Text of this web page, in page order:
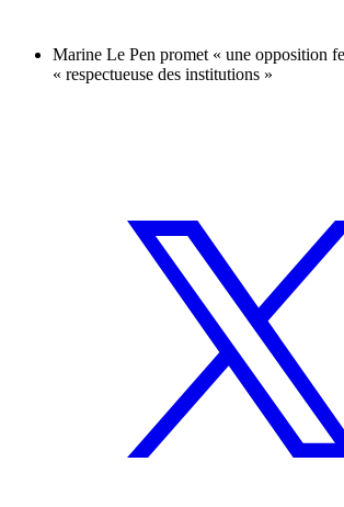
Marine Le Pen promet « une opposition
« respectueuse des institutions »